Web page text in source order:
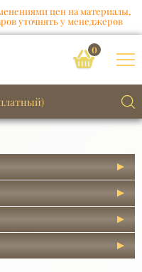
цен на материалы,
уточнять у менеджеров
0